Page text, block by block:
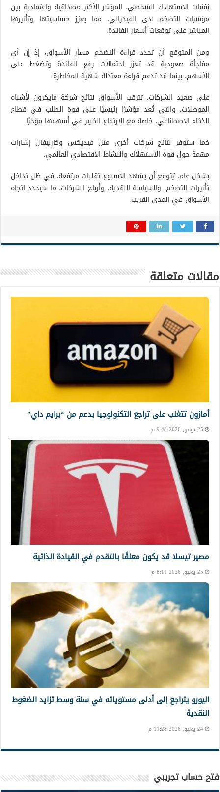
نفقات الاستهلاك الشخصي، المؤشر الأكثر مصداقية واعتمادية بين
مؤشرات التضخم لدى الفيدرالي، مما يعزز حساسيتها وتأثيرها
المباشر على توقعات أسعار الفائدة.
ومن المتوقع أن تحدد قراءة التضخم مسار الأسواق، إذ إن أي
مفاجأة صعودية قد تعزز احتمالات رفع الفائدة وتضغط على
الأسهم، بينما قد تدعم قراءة معتدلة شهية المخاطرة.
على صعيد الشركات، تترقب الأسواق نتائج شركة مايكرون لأشباه
الموصلات، والتي تُعد مؤشرًا رئيسيًا على قوة الطلب في قطاع
الذكاء الاصطناعي، خاصة مع الارتفاع الكبير في أسهمها مؤخرًا.
كما ستوفر نتائج شركات أخرى مثل فيديكس وكارنيفال إشارات
مهمة حول قوة الاستهلاك والنشاط الاقتصادي العالمي.
بشكل عام، يُتوقع أن يشهد الأسبوع تقلبات مرتفعة، في ظل تداخل
تأثيرات التضخم، والسياسة النقدية، وأرباح الشركات، ما سيحدد اتجاه
الأسواق في المدى القريب.
مقالات متعلقة
أمازون تتغلب على تراجع التكنولوجيا بدعم من “برايم داي”
25 يونيو, 2026 9:48 م
مصير تيسلا قد يكون معلقًا بالتقدم في القيادة الذاتية
25 يونيو, 2026 8:11 م
اليورو يتراجع إلى أدنى مستوياته في سنة وسط تزايد الضغوط
النقدية
24 يونيو, 2026 11:28 م
فتح حساب تجريبي